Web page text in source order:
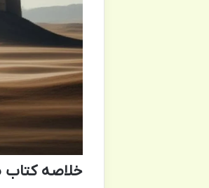
خلاصه کتاب